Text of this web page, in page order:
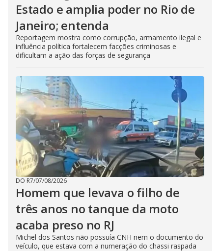
Estado e amplia poder no Rio de
Janeiro; entenda
Reportagem mostra como corrupção, armamento ilegal e
influência política fortalecem facções criminosas e
dificultam a ação das forças de segurança
DO R7/07/08/2026
Homem que levava o filho de
três anos no tanque da moto
acaba preso no RJ
Michel dos Santos não possuía CNH nem o documento do
veículo, que estava com a numeração do chassi raspada